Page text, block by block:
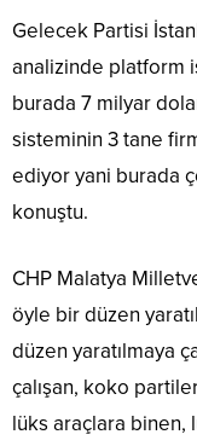
Gelecek Partisi
analizinde platform
burada 7 milyar
sisteminin 3 tane
ediyor yani burada
konuştu.
CHP Malatya
öyle bir düzen
düzen yaratılmaya
çalışan, koko
lüks araçlara binen,